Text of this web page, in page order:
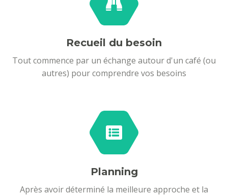
Recueil du besoin
Tout commence par un échange autour d'un café (ou
autres) pour comprendre vos besoins
Planning
Après avoir déterminé la meilleure approche et la